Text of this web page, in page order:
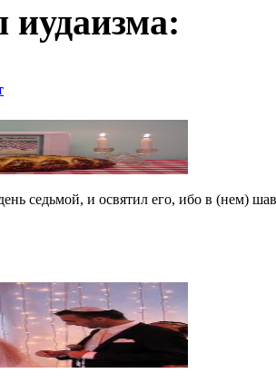
седьмой, и освятил его, ибо в (нем)